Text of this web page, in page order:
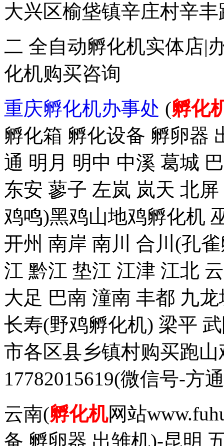
大兴区榆垡镇辛庄村辛丰
二 全自动孵化机实体店|
化机购买咨询
重庆孵化机办事处 (孵化
孵化箱 孵化设备 孵卵器
通 明月 明中 中溪 葛城
东安 蓼子 左岚 岚天 北
鸡鸣)黑鸡山地鸡孵化机
开州 南岸 南川 合川(孔
江 黔江 垫江 江津 江北
大足 巴南 潼南 丰都 九
长寿(野鸡孵化机) 梁平
市各区县乡镇村购买跑
17782015619(微信号-方
云南(孵化机网站
备 孵卵器 出雏机)-昆明